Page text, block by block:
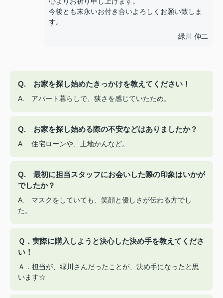
今後とも末永いお付き合いよろしくお願い致しま
す。
緑川 伸二
Q. お家を探し始めたきっかけを教えてください！
A. アパート暮らしで、狭さを感じていたため。
Q. お家を探し始める際の不安などはありましたか？
A. 住宅ローンや、土地かんなど。
Q. 最初に担当スタッフにお会いした際の印象はいかが
でしたか？
A. マスクをしていても、笑顔と優しさが伝わる方でし
た。
Ｑ．実際に購入しようと決心した決め手を教えてくださ
い！
Ａ．担当が、緑川さんだったことが、決め手になったと思
います☆